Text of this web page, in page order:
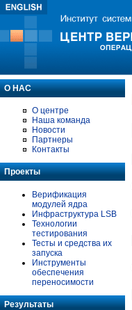
О НАС
О центре
Наша команда
Новости
Партнеры
Контакты
Проекты
Верификация
модулей ядра
Инфраструктура LSB
Технологии
тестирования
Тесты и средства их
запуска
Инструменты
обеспечения
переносимости
Результаты